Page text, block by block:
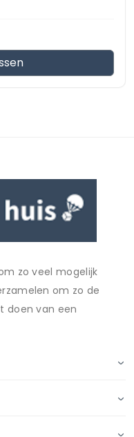
zo veel mogelijk
om zo de
doen van een